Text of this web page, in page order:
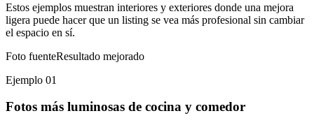
Estos ejemplos muestran interiores y exteriores donde una mejora
ligera puede hacer que un listing se vea más profesional sin cambiar
el espacio en sí.
Foto fuenteResultado mejorado
Ejemplo 01
Fotos más luminosas de cocina y comedor